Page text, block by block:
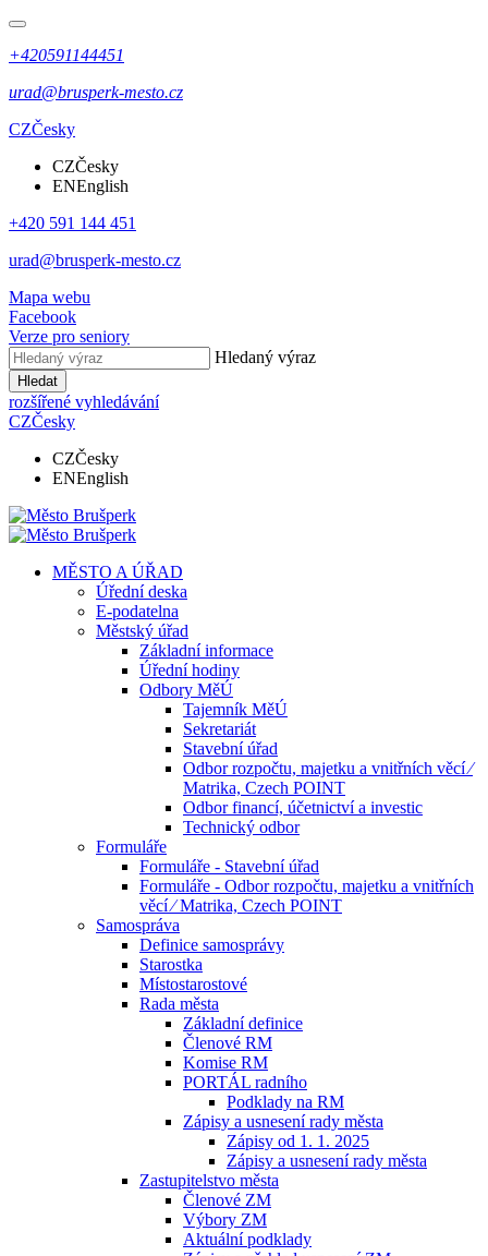
+420591144451
urad@brusperk-mesto.cz
CZČesky
CZČesky
ENEnglish
+420 591 144 451
urad@brusperk-mesto.cz
Mapa webu
Facebook
Verze pro seniory
Hledaný výraz
Hledat
rozšířené vyhledávání
CZČesky
CZČesky
ENEnglish
MĚSTO A ÚŘAD
Úřední deska
E-podatelna
Městský úřad
Základní informace
Úřední hodiny
Odbory MěÚ
Tajemník MěÚ
Sekretariát
Stavební úřad
Odbor rozpočtu, majetku a vnitřních věcí ⁄
Matrika, Czech POINT
Odbor financí, účetnictví a investic
Technický odbor
Formuláře
Formuláře - Stavební úřad
Formuláře - Odbor rozpočtu, majetku a vnitřních
věcí ⁄ Matrika, Czech POINT
Samospráva
Definice samosprávy
Starostka
Místostarostové
Rada města
Základní definice
Členové RM
Komise RM
PORTÁL radního
Podklady na RM
Zápisy a usnesení rady města
Zápisy od 1. 1. 2025
Zápisy a usnesení rady města
Zastupitelstvo města
Členové ZM
Výbory ZM
Aktuální podklady